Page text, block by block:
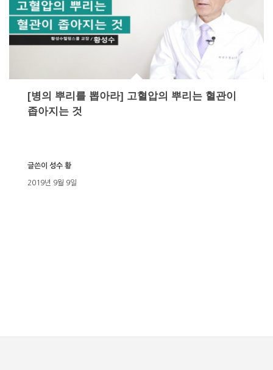
[병의 뿌리를 뽑아라] 고혈압의 뿌리는 혈관이
좁아지는 것
2019년 9월 9일
글쓴이 성수 황